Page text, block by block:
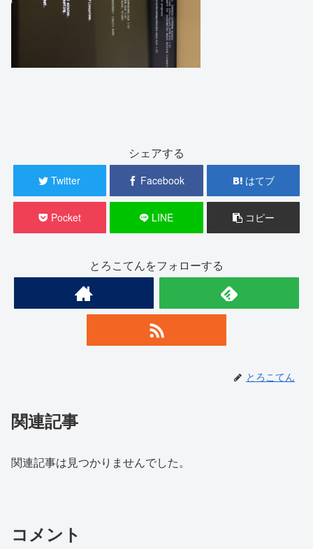
シェアする
Twitter Facebook はてブ
Pocket LINE コピー
とろこてんをフォローする
とろこてん
関連記事
関連記事は見つかりませんでした。
コメント